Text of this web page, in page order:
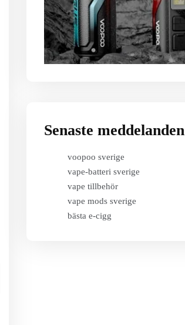
Senaste meddelanden
voopoo sverige
vape-batteri sverige
vape tillbehör
vape mods sverige
bästa e-cigg